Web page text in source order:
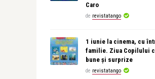
Caro
de revistatango
1 iunie la cinema, cu
familie. Ziua Copilului
bune și surprize
de revistatango